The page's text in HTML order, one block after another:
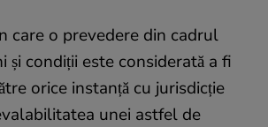
o prevedere din cadrul
și condiții este considerată a fi
orice instanță cu jurisdicție
unei astfel de